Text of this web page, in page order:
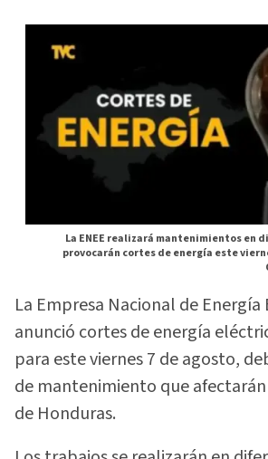
La ENEE realizará mantenimientos en
provocarán cortes de energía este
La Empresa Nacional de Energía
anunció cortes de energía
para este viernes 7 de agosto,
de mantenimiento que
de Honduras.